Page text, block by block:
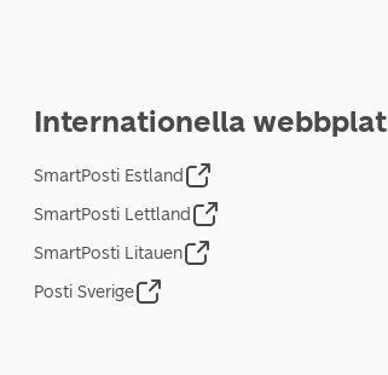
Internationella
SmartPosti Estland
SmartPosti Lettland
SmartPosti Litauen
Posti Sverige